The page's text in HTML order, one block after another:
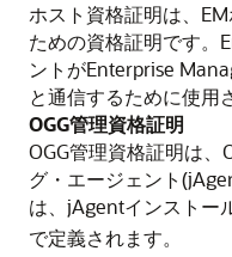
ホスト資格証明は、
ための資格証明です。
ントがEnterprise
と通信するために使用
OGG管理資格証明
OGG管理資格証明は、
グ・エージェント
は、jAgentインストー
で定義されます。